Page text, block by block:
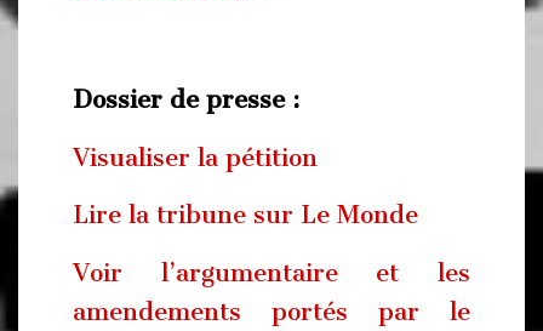
Dossier de presse :
Visualiser la pétition
Lire la tribune sur Le Monde
Voir l’argumentaire et les
amendements portés par le